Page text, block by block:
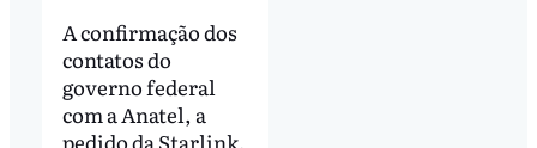
A confirmação dos
contatos do
governo federal
com a Anatel, a
pedido da Starlink,